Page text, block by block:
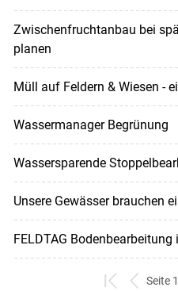
Zwischenfruchtanbau bei
planen
Müll auf Feldern & Wiesen -
Wassermanager Begrünung
Wassersparende
Unsere Gewässer brauchen
FELDTAG Bodenbearbeitung
Seite